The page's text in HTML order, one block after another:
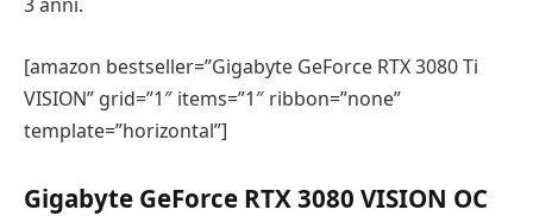
3 anni.
[amazon bestseller=”Gigabyte GeForce RTX 3080 Ti
VISION” grid=”1″ items=”1″ ribbon=”none”
template=”horizontal”]
Gigabyte GeForce RTX 3080 VISION OC